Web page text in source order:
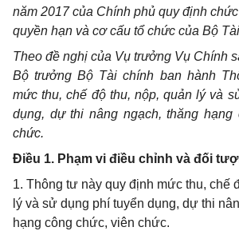
năm 2017 của Chính phủ quy định
quyền hạn và cơ cấu tổ chức của Bộ
Theo đề nghị của Vụ trưởng Vụ Chính
Bộ trưởng Bộ Tài chính ban hành
mức thu, chế độ thu, nộp, quản lý và
dụng, dự thi nâng ngạch, thăng hạng
chức.
Điều 1. Phạm vi điều chỉnh và đối
1. Thông tư này quy định mức thu, chế
lý và sử dụng phí tuyển dụng, dự thi
hạng công chức, viên chức.